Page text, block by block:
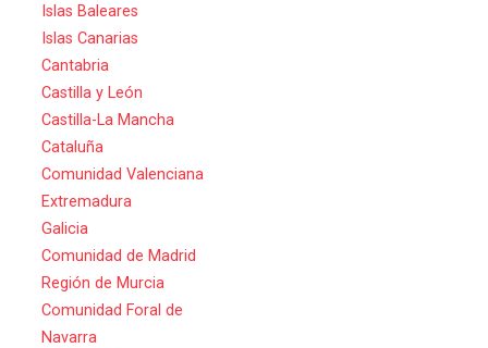
Islas Baleares
Islas Canarias
Cantabria
Castilla y León
Castilla-La Mancha
Cataluña
Comunidad Valenciana
Extremadura
Galicia
Comunidad de Madrid
Región de Murcia
Comunidad Foral de
Navarra